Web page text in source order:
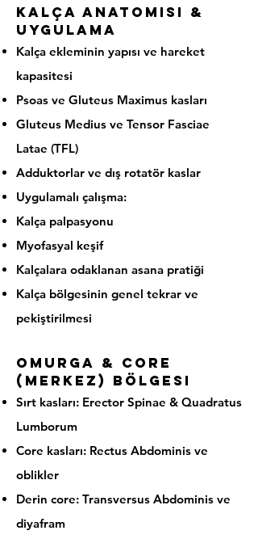
Kalça Anatomisi &
Uygulama
Kalça ekleminin yapısı ve hareket
kapasitesi
Psoas ve Gluteus Maximus kasları
Gluteus Medius ve Tensor Fasciae
Latae (TFL)
Adduktorlar ve dış rotatör kaslar
Uygulamalı çalışma:
Kalça palpasyonu
Myofasyal keşif
Kalçalara odaklanan asana pratiği
Kalça bölgesinin genel tekrar ve
pekiştirilmesi
Omurga & Core
(Merkez) Bölgesi
Sırt kasları: Erector Spinae & Quadratus
Lumborum
Core kasları: Rectus Abdominis ve
oblikler
Derin core: Transversus Abdominis ve
diyafram